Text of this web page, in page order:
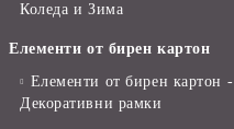
Коледа и Зима
Елементи от бирен картон
Елементи от бирен картон -
Декоративни рамки